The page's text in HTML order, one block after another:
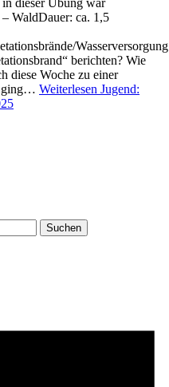
WaldDauer: ca. 1,5
Wasserversorgung
berichten? Wie
diese Woche zu einer
ging… Weiterlesen Jugend: